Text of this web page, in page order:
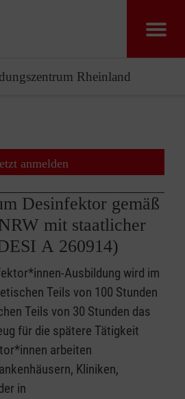
Rheinland
anmelden
Desinfektor gemäß
mit staatlicher
A 260914)
Ausbildung wird im
Teils von 100 Stunden
Teils von 30 Stunden das
für die spätere Tätigkeit
arbeiten
Kliniken,
in